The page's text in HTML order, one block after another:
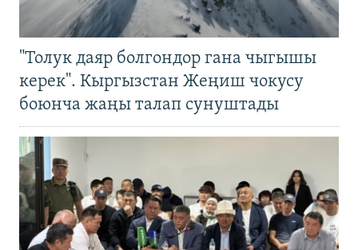
"Толук даяр болгондор гана чыгышы
керек". Кыргызстан Жеңиш чокусу
боюнча жаңы талап сунуштады